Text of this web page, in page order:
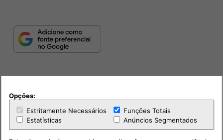
Opções:
Estritamente Necessários
Funções Totais
Estatísticas
Anúncios Segmentados